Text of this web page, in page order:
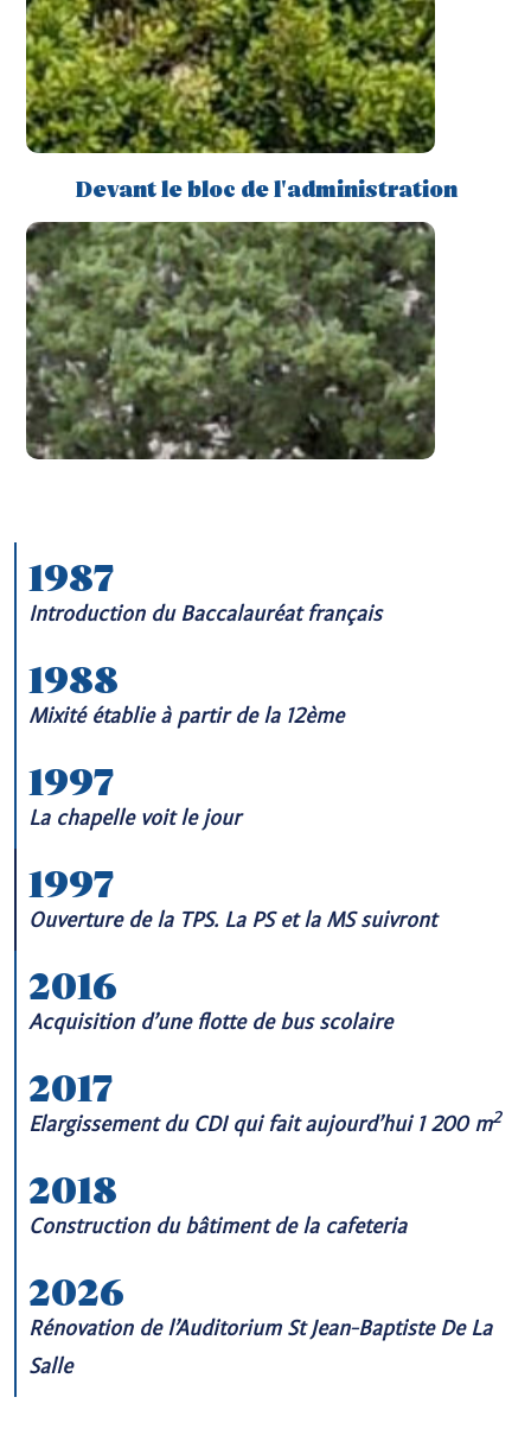
Devant le bloc de l'administration
1987
Introduction du Baccalauréat français
1988
Mixité établie à partir de la 12ème
1997
La chapelle voit le jour
1997
Ouverture de la TPS. La PS et la MS suivront
2016
Acquisition d’une flotte de bus scolaire
2017
Elargissement du CDI qui fait aujourd’hui 1 200 m2
2018
Construction du bâtiment de la cafeteria
2026
Rénovation de l’Auditorium St Jean-Baptiste De La
Salle